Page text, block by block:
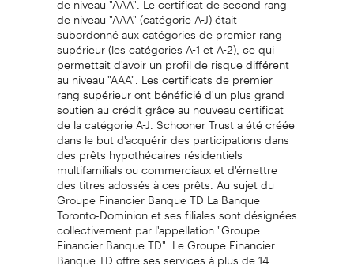
de niveau "AAA" (catégorie A-J) était
subordonné aux catégories de premier rang
supérieur (les catégories A-1 et A-2), ce qui
permettait d'avoir un profil de risque différent
au niveau "AAA". Les certificats de premier
rang supérieur ont bénéficié d'un plus grand
soutien au crédit grâce au nouveau certificat
de la catégorie A-J. Schooner Trust a été créée
dans le but d'acquérir des participations dans
des prêts hypothécaires résidentiels
multifamilials ou commerciaux et d'émettre
des titres adossés à ces prêts. Au sujet du
Groupe Financier Banque TD La Banque
Toronto-Dominion et ses filiales sont désignées
collectivement par l'appellation "Groupe
Financier Banque TD". Le Groupe Financier
Banque TD offre ses services à plus de 14